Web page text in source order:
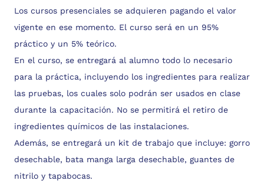
Los cursos presenciales se adquieren pagando el valor
vigente en ese momento. El curso será en un 95%
práctico y un 5% teórico.
En el curso, se entregará al alumno todo lo necesario
para la práctica, incluyendo los ingredientes para realizar
las pruebas, los cuales solo podrán ser usados en clase
durante la capacitación. No se permitirá el retiro de
ingredientes químicos de las instalaciones.
Además, se entregará un kit de trabajo que incluye: gorro
desechable, bata manga larga desechable, guantes de
nitrilo y tapabocas.